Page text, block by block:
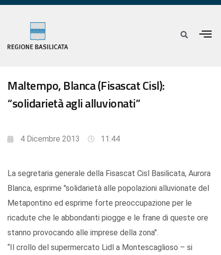
Maltempo, Blanca (Fisascat Cisl):
“solidarietà agli alluvionati”
4 Dicembre 2013 11:44
La segretaria generale della Fisascat Cisl Basilicata, Aurora
Blanca, esprime "solidarietà alle popolazioni alluvionate del
Metapontino ed esprime forte preoccupazione per le
ricadute che le abbondanti piogge e le frane di queste ore
stanno provocando alle imprese della zona".
“Il crollo del supermercato Lidl a Montescaglioso – si